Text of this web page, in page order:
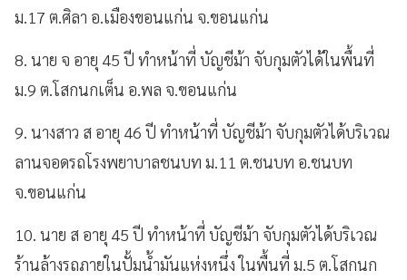
ม.17 ต.ศิลา อ.เมืองขอนแก่น จ.ขอนแก่น
8. นาย จ อายุ 45 ปี ทำหน้าที่ บัญชีม้า จับกุมตัวได้ในพื้นที่
ม.9 ต.โสกนกเต็น อ.พล จ.ขอนแก่น
9. นางสาว ส อายุ 46 ปี ทำหน้าที่ บัญชีม้า จับกุมตัวได้บริเวณ
ลานจอดรถโรงพยาบาลชนบท ม.11 ต.ชนบท อ.ชนบท
จ.ขอนแก่น
10. นาย ส อายุ 45 ปี ทำหน้าที่ บัญชีม้า จับกุมตัวได้บริเวณ
ร้านล้างรถภายในปั้มน้ำมันแห่งหนึ่ง ในพื้นที่ ม.5 ต.โสกนก